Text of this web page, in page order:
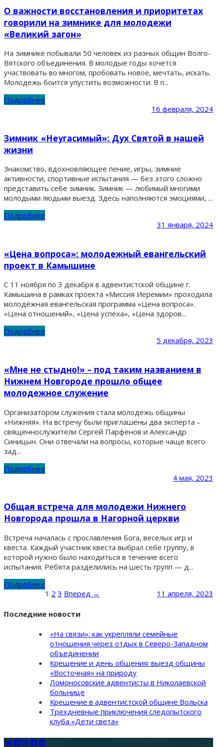
О важности восстановления и приоритетах
говорили на зимнике для молодежи
«Великий загон»
На зимнике побывали 50 человек из разных общин Волго-
Вятского объединения. В молодые годы хочется
участвовать во многом, пробовать новое, мечтать, искать.
Молодежь боится упустить возможности. В п...
Подробнее
16 февраля, 2024
Зимник «Неугасимый»: Дух Святой в нашей
жизни
Знакомство, вдохновляющее пение, игры, зимние
активности, спортивные испытания — без этого сложно
представить себе зимник. Зимник — любимый многими
молодыми людьми выезд. Здесь наполняются эмоциями, ...
Подробнее
31 января, 2024
«Цена вопроса»: молодежный евангельский
проект в Камышине
С 11 ноября по 3 декабря в адвентистской общине г.
Камышина в рамках проекта «Миссия Иеремии» проходила
молодёжная евангельская программа «Цена вопроса».
«Цена отношений», «Цена успеха», «Цена здоров...
Подробнее
5 декабря, 2023
«Мне не стыдно!» – под таким названием в
Нижнем Новгороде прошло общее
молодежное служение
Организатором служения стала молодежь общины
«Нижняя». На встречу были приглашены два эксперта –
священнослужители Сергей Парфенов и Александр
Синицын. Они отвечали на вопросы, которые чаще всего
зад...
Подробнее
4 мая, 2023
Общая встреча для молодежи Нижнего
Новгорода прошла в Нагорной церкви
Встреча началась с прославления Бога, веселых игр и
квеста. Каждый участник квеста выбрал себе группу, в
которой нужно было находиться в течение всего
испытания. Ребята разделились на шесть групп — д...
Подробнее
11 апреля, 2023
1 2 3 Вперед →
Последние новости
«На связи»: как укрепляли семейные
отношения через отдых в Северо-Западном
объединении
Крещение и день общения: выезд общины
«Восточная» на природу
Ломоносовские адвентисты в Николаевской
больнице
Крещение в адвентистской общине Вольска
Трехдневные приключения следопытского
клуба «Дети света»